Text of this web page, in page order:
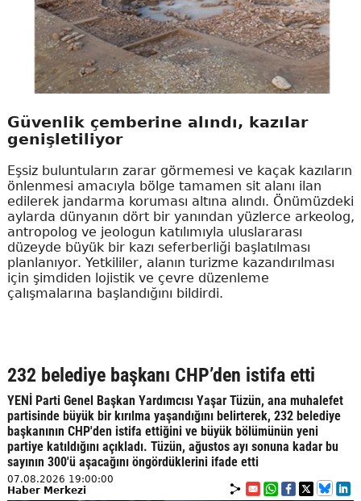
Güvenlik çemberine alındı, kazılar
genişletiliyor
Eşsiz buluntuların zarar görmemesi ve kaçak kazıların
önlenmesi amacıyla bölge tamamen sit alanı ilan
edilerek jandarma koruması altına alındı. Önümüzdeki
aylarda dünyanın dört bir yanından yüzlerce arkeolog,
antropolog ve jeologun katılımıyla uluslararası
düzeyde büyük bir kazı seferberliği başlatılması
planlanıyor. Yetkililer, alanın turizme kazandırılması
için şimdiden lojistik ve çevre düzenleme
çalışmalarına başlandığını bildirdi.
232 belediye başkanı CHP’den istifa etti
YENİ Parti Genel Başkan Yardımcısı Yaşar Tüzün, ana muhalefet
partisinde büyük bir kırılma yaşandığını belirterek, 232 belediye
başkanının CHP'den istifa ettiğini ve büyük bölümünün yeni
partiye katıldığını açıkladı. Tüzün, ağustos ayı sonuna kadar bu
sayının 300'ü aşacağını öngördüklerini ifade etti
07.08.2026 19:00:00
Haber Merkezi